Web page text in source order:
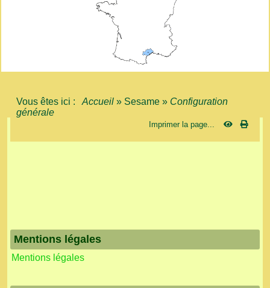
Vous êtes ici : Accueil » Sesame » Configuration
générale
Imprimer la page...
Mentions légales
Mentions légales